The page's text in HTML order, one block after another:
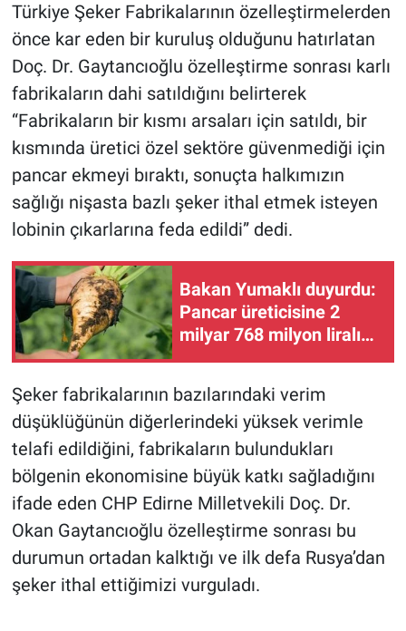
Türkiye Şeker Fabrikalarının özelleştirmelerden
önce kar eden bir kuruluş olduğunu hatırlatan
Doç. Dr. Gaytancıoğlu özelleştirme sonrası karlı
fabrikaların dahi satıldığını belirterek
“Fabrikaların bir kısmı arsaları için satıldı, bir
kısmında üretici özel sektöre güvenmediği için
pancar ekmeyi bıraktı, sonuçta halkımızın
sağlığı nişasta bazlı şeker ithal etmek isteyen
lobinin çıkarlarına feda edildi” dedi.
Bakan Yumaklı duyurdu:
Pancar üreticisine 2
milyar 768 milyon liralık
avans ödemesi
Şeker fabrikalarının bazılarındaki verim
düşüklüğünün diğerlerindeki yüksek verimle
telafi edildiğini, fabrikaların bulundukları
bölgenin ekonomisine büyük katkı sağladığını
ifade eden CHP Edirne Milletvekili Doç. Dr.
Okan Gaytancıoğlu özelleştirme sonrası bu
durumun ortadan kalktığı ve ilk defa Rusya’dan
şeker ithal ettiğimizi vurguladı.